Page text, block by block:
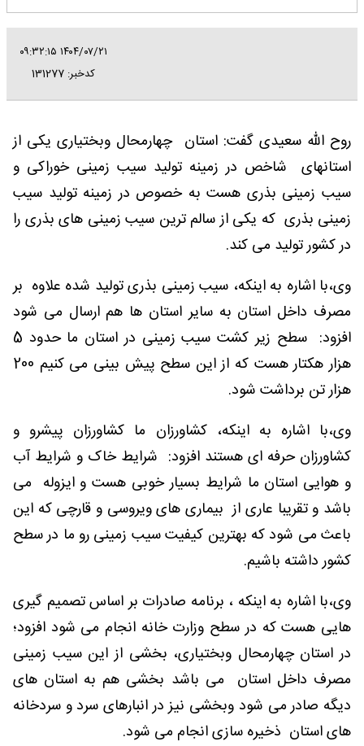
۱۴۰۴/۰۷/۲۱ ۰۹:۳۲:۱۵
کدخبر: 131277
روح الله سعیدی گفت: استان چهارمحال وبختیاری یکی از
استانهای شاخص در زمینه تولید سیب زمینی خوراکی و
سیب زمینی بذری هست به خصوص در زمینه تولید سیب
زمینی بذری که یکی از سالم ترین سیب زمینی های بذری را
در کشور تولید می کند.
وی،با اشاره به اینکه، سیب زمینی بذری تولید شده علاوه بر
مصرف داخل استان به سایر استان ها هم ارسال می شود
افزود: سطح زیر کشت سیب زمینی در استان ما حدود 5
هزار هکتار هست که از این سطح پیش بینی می کنیم 200
هزار تن برداشت شود.
وی،با اشاره به اینکه، کشاورزان ما کشاورزان پیشرو و
کشاورزان حرفه ای هستند افزود: شرایط خاک و شرایط آب
و هوایی استان ما شرایط بسیار خوبی هست و ایزوله می
باشد و تقریبا عاری از بیماری های ویروسی و قارچی که این
باعث می شود که بهترین کیفیت سیب زمینی رو ما در سطح
کشور داشته باشیم.
وی،با اشاره به اینکه ، برنامه صادرات بر اساس تصمیم گیری
هایی هست که در سطح وزارت خانه انجام می شود افزود؛
در استان چهارمحال وبختیاری، بخشی از این سیب زمینی
مصرف داخل استان می باشد بخشی هم به استان های
دیگه صادر می شود وبخشی نیز در انبارهای سرد و سردخانه
های استان ذخیره سازی انجام می شود.